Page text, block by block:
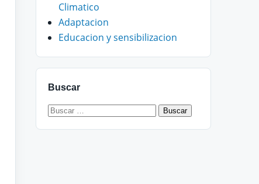
Climatico
Adaptacion
Educacion y sensibilizacion
Buscar
Buscar: